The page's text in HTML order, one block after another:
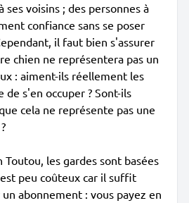
ses voisins ; des personnes à
confiance sans se poser
il faut bien s'assurer
chien ne représentera pas un
: aiment-ils réellement les
de s'en occuper ? Sont-ils
cela ne représente pas une
les gardes sont basées
peu coûteux car il suffit
abonnement : vous payez en